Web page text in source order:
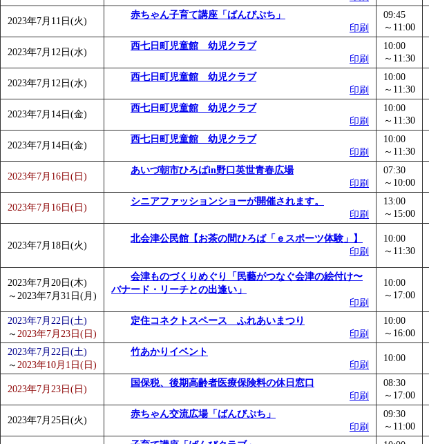
2023年7月11日(火)
赤ちゃん子育て講座「ばんびぷち」
印刷
09:45
～11:00
2023年7月12日(水)
西七日町児童館 幼児クラブ
印刷
10:00
～11:30
2023年7月12日(水)
西七日町児童館 幼児クラブ
印刷
10:00
～11:30
2023年7月14日(金)
西七日町児童館 幼児クラブ
印刷
10:00
～11:30
2023年7月14日(金)
西七日町児童館 幼児クラブ
印刷
10:00
～11:30
2023年7月16日(日)
あいづ朝市ひろばin野口英世青春広場
印刷
07:30
～10:00
2023年7月16日(日)
シニアファッションショーが開催されます。
印刷
13:00
～15:00
2023年7月18日(火)
北会津公民館【お茶の間ひろば「ｅスポーツ体験」】
印刷
10:00
～11:30
2023年7月20日(木)
～ 2023年7月31日(月)
会津ものづくりめぐり「民藝がつなぐ会津の絵付け〜
バナード・リーチとの出逢い」
印刷
10:00
～17:00
2023年7月22日(土)
～ 2023年7月23日(日)
定住コネクトスペース ふれあいまつり
印刷
10:00
～16:00
2023年7月22日(土)
～ 2023年10月1日(日)
竹あかりイベント
印刷
10:00
2023年7月23日(日)
国保税、後期高齢者医療保険料の休日窓口
印刷
08:30
～17:00
2023年7月25日(火)
赤ちゃん交流広場「ばんびぷち」
印刷
09:30
～11:00